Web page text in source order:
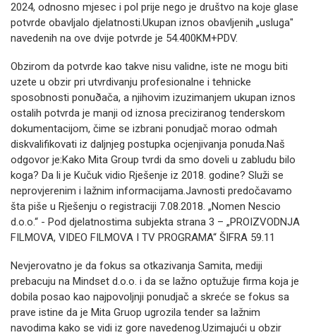
2024, odnosno mjesec i pol prije nego je društvo na koje glase
potvrde obavljalo djelatnosti.Ukupan iznos obavljenih „usluga"
navedenih na ove dvije potvrde je 54.400KM+PDV.
Obzirom da potvrde kao takve nisu validne, iste ne mogu biti
uzete u obzir pri utvrdivanju profesionalne i tehnicke
sposobnosti ponuðača, a njihovim izuzimanjem ukupan iznos
ostalih potvrda je manji od iznosa preciziranog tenderskom
dokumentacijom, čime se izbrani ponudjač morao odmah
diskvalifikovati iz daljnjeg postupka ocjenjivanja ponuda.Naš
odgovor je:Kako Mita Group tvrdi da smo doveli u zabludu bilo
koga? Da li je Kučuk vidio Rješenje iz 2018. godine? Služi se
neprovjerenim i lažnim informacijama.Javnosti predočavamo
šta piše u Rješenju o registraciji 7.08.2018. „Nomen Nescio
d.o.o.“ - Pod djelatnostima subjekta strana 3 – „PROIZVODNJA
FILMOVA, VIDEO FILMOVA I TV PROGRAMA“ ŠIFRA 59.11
Nevjerovatno je da fokus sa otkazivanja Samita, mediji
prebacuju na Mindset d.o.o. i da se lažno optužuje firma koja je
dobila posao kao najpovoljnji ponudjač a skreće se fokus sa
prave istine da je Mita Gruop ugrozila tender sa lažnim
navodima kako se vidi iz gore navedenog.Uzimajući u obzir